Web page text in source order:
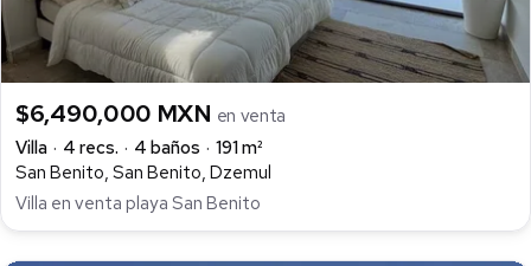
$6,490,000 MXN en venta
Villa
4 recs. 4 baños
191 m²
San Benito, San Benito, Dzemul
Villa en venta playa San Benito